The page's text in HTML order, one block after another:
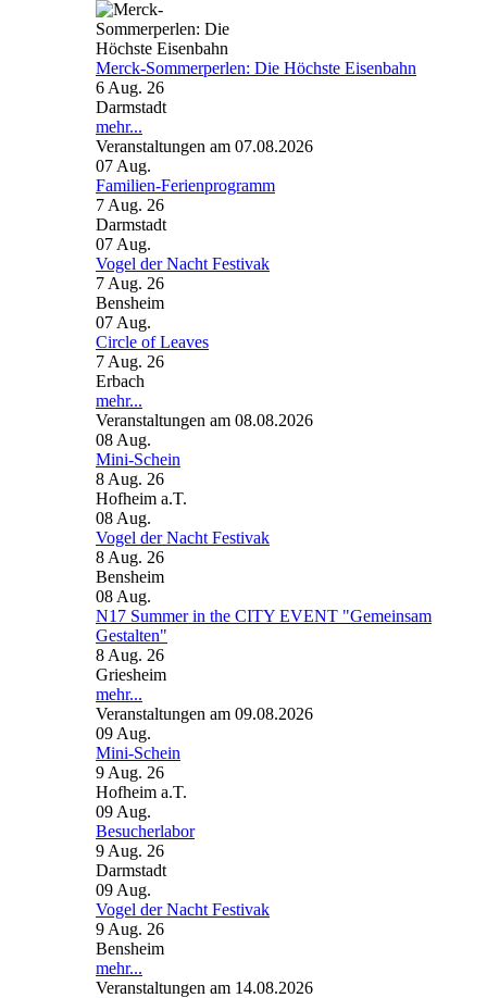
Merck-Sommerperlen: Die Höchste Eisenbahn
6 Aug. 26
Darmstadt
mehr...
Veranstaltungen am 07.08.2026
07 Aug.
Familien-Ferienprogramm
7 Aug. 26
Darmstadt
07 Aug.
Vogel der Nacht Festivak
7 Aug. 26
Bensheim
07 Aug.
Circle of Leaves
7 Aug. 26
Erbach
mehr...
Veranstaltungen am 08.08.2026
08 Aug.
Mini-Schein
8 Aug. 26
Hofheim a.T.
08 Aug.
Vogel der Nacht Festivak
8 Aug. 26
Bensheim
08 Aug.
N17 Summer in the CITY EVENT "Gemeinsam
Gestalten"
8 Aug. 26
Griesheim
mehr...
Veranstaltungen am 09.08.2026
09 Aug.
Mini-Schein
9 Aug. 26
Hofheim a.T.
09 Aug.
Besucherlabor
9 Aug. 26
Darmstadt
09 Aug.
Vogel der Nacht Festivak
9 Aug. 26
Bensheim
mehr...
Veranstaltungen am 14.08.2026